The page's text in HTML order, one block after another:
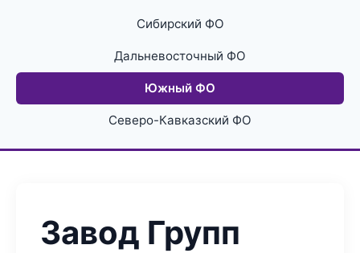
Сибирский ФО
Дальневосточный ФО
Южный ФО
Северо-Кавказский ФО
Завод Групп